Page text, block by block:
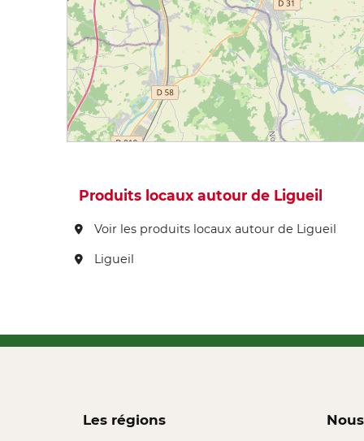
Produits locaux autour de Ligueil
Voir les produits locaux autour de Ligueil
Ligueil
Les régions